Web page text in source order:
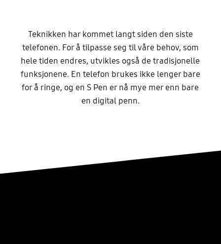
Teknikken har kommet langt siden den siste
telefonen. For å tilpasse seg til våre behov, som
hele tiden endres, utvikles også de tradisjonelle
funksjonene. En telefon brukes ikke lenger bare
for å ringe, og en S Pen er nå mye mer enn bare
en digital penn.